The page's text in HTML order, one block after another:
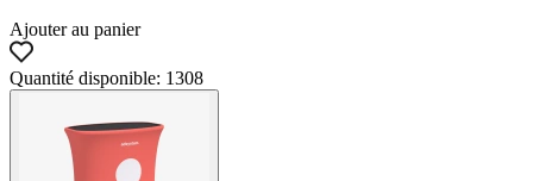
Ajouter au panier
Quantité disponible: 1308